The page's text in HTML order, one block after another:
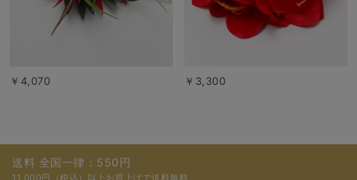
￥4,070 ￥3,300
送料 全国一律：550円